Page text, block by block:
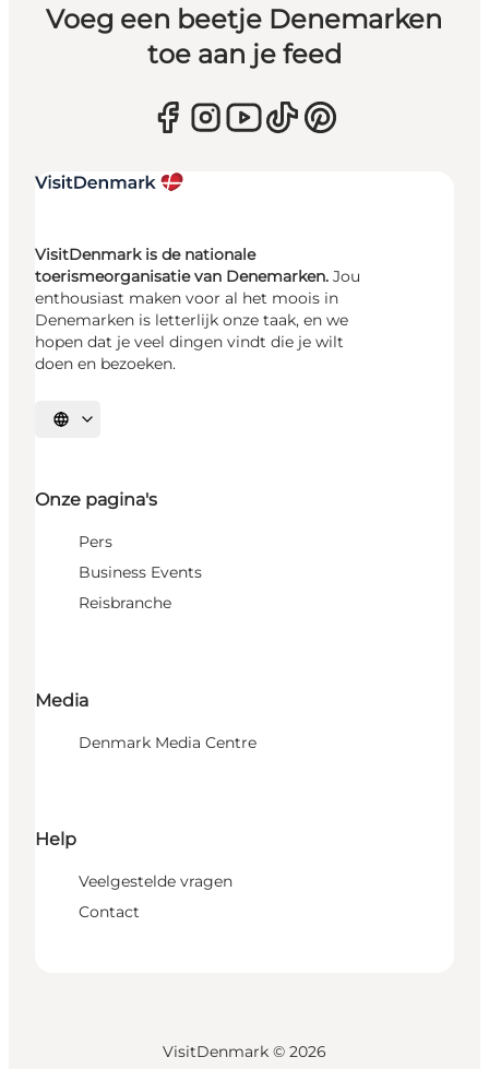
Voeg een beetje Denemarken
toe aan je feed
VisitDenmark is de nationale
toerismeorganisatie van Denemarken. Jou
enthousiast maken voor al het moois in
Denemarken is letterlijk onze taak, en we
hopen dat je veel dingen vindt die je wilt
doen en bezoeken.
Selecteer taal
Onze pagina's
Pers
Business Events
Reisbranche
Media
Denmark Media Centre
Help
Veelgestelde vragen
Contact
VisitDenmark © 2026